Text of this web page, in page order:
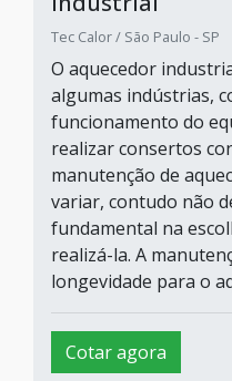
Tec Calor / São Paulo - SP
O aquecedor
algumas indústrias,
funcionamento do
realizar consertos
manutenção de
variar, contudo não
fundamental na
realizá-la. A
longevidade para o
Cotar agora